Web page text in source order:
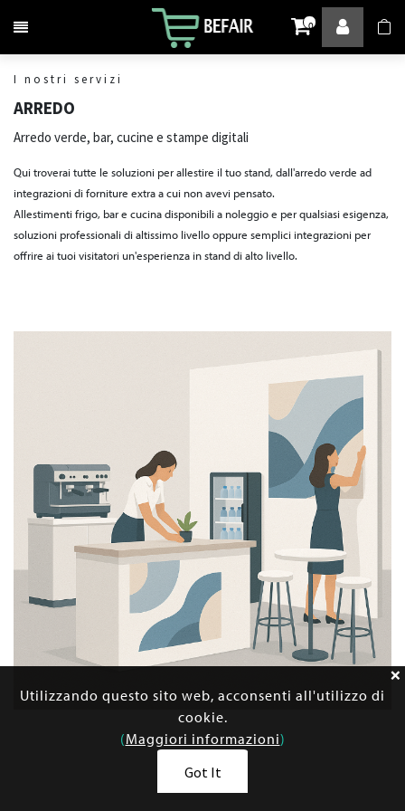
Attiva / disattiva la navigazione 0
I nostri servizi
ARREDO
Arredo verde, bar, cucine e stampe digitali
Qui troverai tutte le soluzioni per allestire il tuo stand, dall'arredo verde ad
integrazioni di forniture extra a cui non avevi pensato.
Allestimenti frigo, bar e cucina disponibili a noleggio e per qualsiasi esigenza,
soluzioni professionali di altissimo livello oppure semplici integrazioni per
offrire ai tuoi visitatori un'esperienza in stand di alto livello.
Utilizzando questo sito web, acconsenti all'utilizzo di
cookie.
(Maggiori informazioni)
Got It